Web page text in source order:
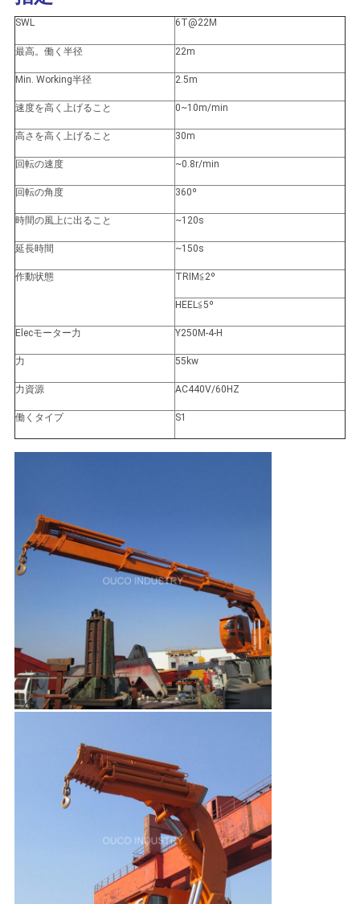
ラ
イ
バ
シ
ー
ポ
リ
シ
ー
SWL 6T@22M
最高。働く半径 22m
Min. Working半径 2.5m
速度を高く上げること 0~10m/min
高さを高く上げること 30m
回転の速度 ~0.8r/min
回転の角度 360º
時間の風上に出ること ~120s
延長時間 ~150s
作動状態 TRIM≦2º
HEEL≦5º
Elecモーター力 Y250M-4-H
力 55kw
力資源 AC440V/60HZ
働くタイプ S1